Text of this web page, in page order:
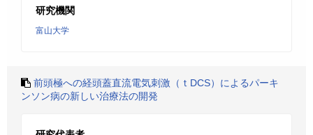
研究機関
富山大学
前頭極への経頭蓋直流電気刺激（ｔDCS）によるパーキ
ンソン病の新しい治療法の開発